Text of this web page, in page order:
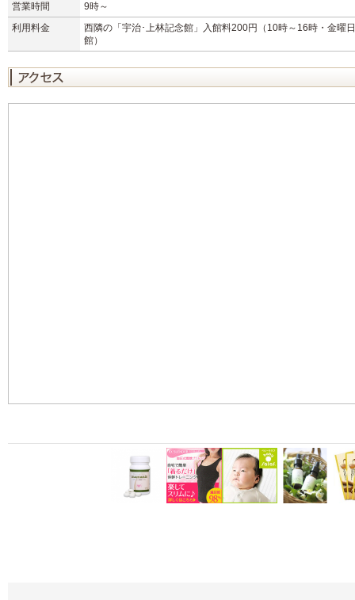
営業時間
9時～
利用料金
西隣の「宇治･上林記念館」入館料200円（10時～16時・金曜
館）